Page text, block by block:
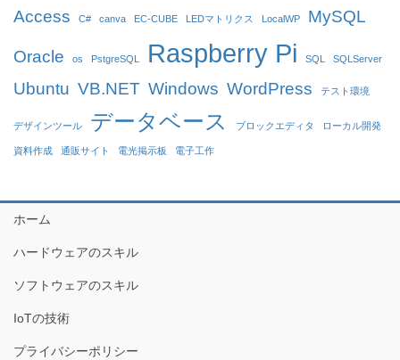
Access C# canva EC-CUBE LEDマトリクス LocalWP MySQL
Oracle os PstgreSQL Raspberry Pi SQL SQLServer
Ubuntu VB.NET Windows WordPress テスト環境
デザインツール データベース ブロックエディタ ローカル開発
資料作成 通販サイト 電光掲示板 電子工作
ホーム
ハードウェアのスキル
ソフトウェアのスキル
IoTの技術
プライバシーポリシー